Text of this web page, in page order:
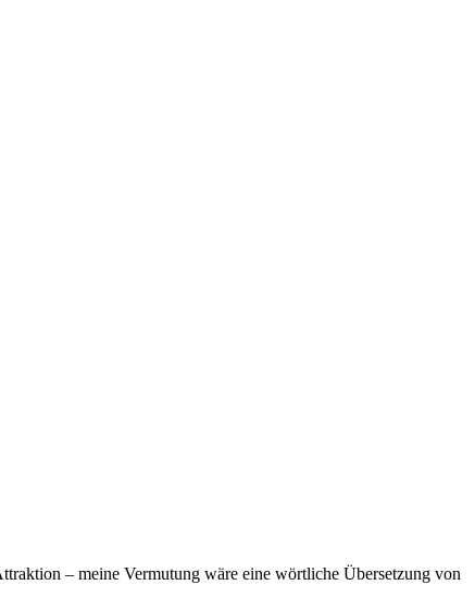
– meine Vermutung wäre eine wörtliche Übersetzung von